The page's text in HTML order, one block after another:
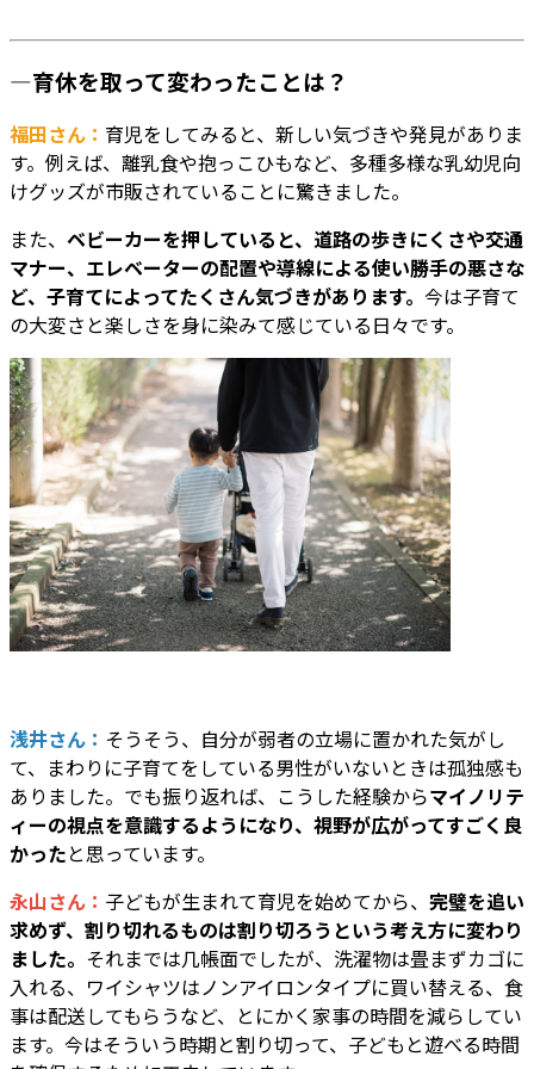
―育休を取って変わったことは？
福田さん： 育児をしてみると、新しい気づきや発見がありま
す。例えば、離乳食や抱っこひもなど、多種多様な乳幼児向
けグッズが市販されていることに驚きました。
また、 ベビーカーを押していると、道路の歩きにくさや交通
マナー、エレベーターの配置や導線による使い勝手の悪さな
ど、子育てによってたくさん気づきがあります。 今は子育て
の大変さと楽しさを身に染みて感じている日々です。
浅井さん： そうそう、自分が弱者の立場に置かれた気がし
て、まわりに子育てをしている男性がいないときは孤独感も
ありました。でも振り返れば、こうした経験からマイノリテ
ィーの視点を意識するようになり、視野が広がってすごく良
かったと思っています。
永山さん： 子どもが生まれて育児を始めてから、 完璧を追い
求めず、割り切れるものは割り切ろうという考え方に変わり
ました。 それまでは几帳面でしたが、洗濯物は畳まずカゴに
入れる、ワイシャツはノンアイロンタイプに買い替える、食
事は配送してもらうなど、とにかく家事の時間を減らしてい
ます。今はそういう時期と割り切って、子どもと遊べる時間